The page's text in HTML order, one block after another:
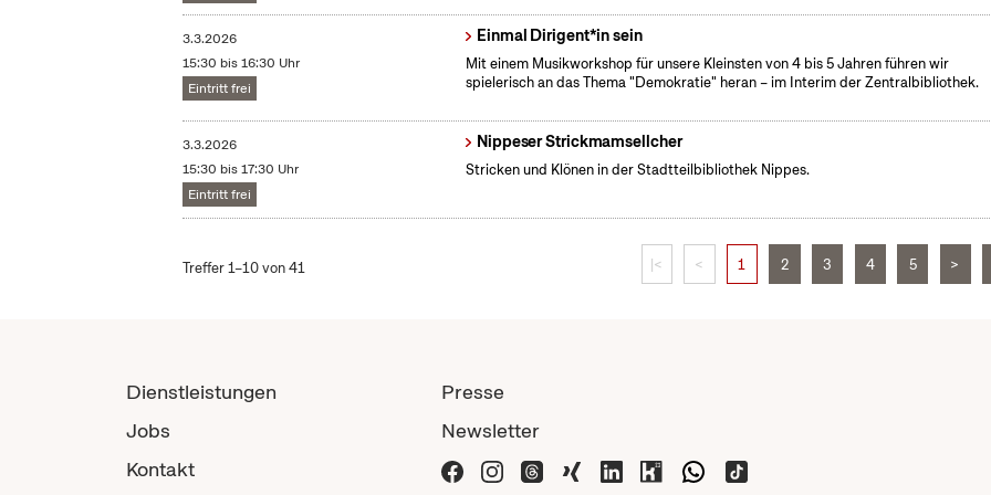
3.3.2026
15:30 bis 16:30 Uhr
Eintritt frei
Einmal Dirigent*in sein
Mit einem Musikworkshop für unsere Kleinsten von 4 bis 5 Jahren führen wir
spielerisch an das Thema "Demokratie" heran – im Interim der Zentralbibliothek.
3.3.2026
15:30 bis 17:30 Uhr
Eintritt frei
Nippeser Strickmamsellcher
Stricken und Klönen in der Stadtteilbibliothek Nippes.
Treffer 1–10 von 41 |< < 1 2 3 4 5 >
Dienstleistungen
Jobs
Kontakt
Presse
Newsletter